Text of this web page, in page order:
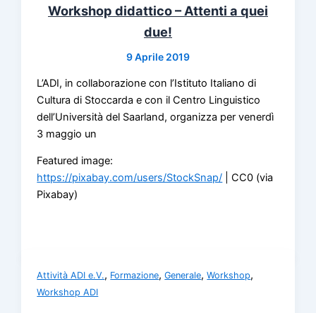
Workshop didattico – Attenti a quei
due!
9 Aprile 2019
L’ADI, in collaborazione con l’Istituto Italiano di
Cultura di Stoccarda e con il Centro Linguistico
dell’Università del Saarland, organizza per venerdì
3 maggio un
Featured image:
https://pixabay.com/users/StockSnap/ | CC0 (via
Pixabay)
Attività ADI e.V., Formazione,Generale,Workshop,
Workshop ADI